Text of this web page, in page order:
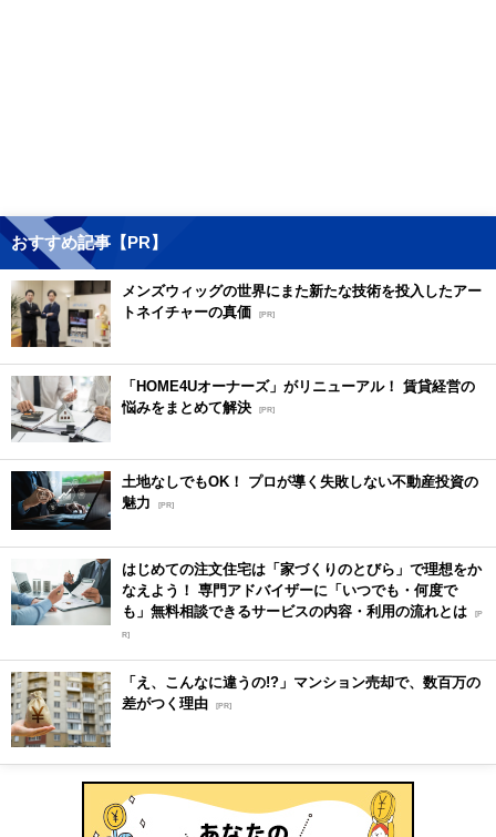
おすすめ記事【PR】
メンズウィッグの世界にまた新たな技術を投入したアー
トネイチャーの真価 [PR]
「HOME4Uオーナーズ」がリニューアル！ 賃貸経営の
悩みをまとめて解決 [PR]
土地なしでもOK！ プロが導く失敗しない不動産投資の
魅力
[PR]
はじめての注文住宅は「家づくりのとびら」で理想をか
なえよう！ 専門アドバイザーに「いつでも・何度で
も」無料相談できるサービスの内容・利用の流れとは [P
R]
「え、こんなに違うの!?」マンション売却で、数百万の
差がつく理由 [PR]